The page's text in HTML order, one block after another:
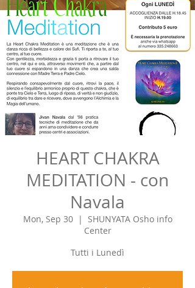
HEART CHAKRA
MEDITATION - con
Navala
Mon, Sep 30
  |
SHUNYATA Osho info
Center
Tutti i Lunedì